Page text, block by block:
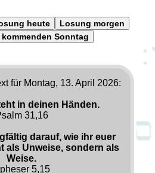
heute
Losung morgen
Sonntag
für Montag, 13. April 2026:
in deinen Händen.
31,16
darauf, wie ihr euer
als Unweise, sondern als
Weise.
5,15